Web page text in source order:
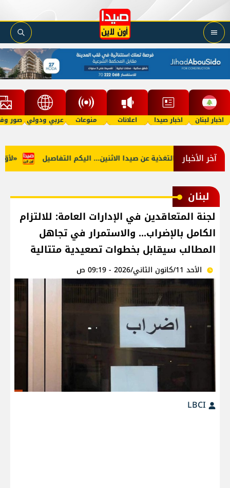
اخبار لبنان اخبار صيدا اعلانات منوعات عربي ودولي صور
آخر الأخبار «لأوّل توقف التغذية عن صيدا الاثنين... اليكم التفاصيل
لبنان
لجنة المتعاقدين في الإدارات العامة: للالتزام
الكامل بالإضراب... والاستمرار في تجاهل
المطالب سيقابل بخطوات تصعيدية متتالية
الأحد 11/كانون الثاني/2026 - 09:19 ص